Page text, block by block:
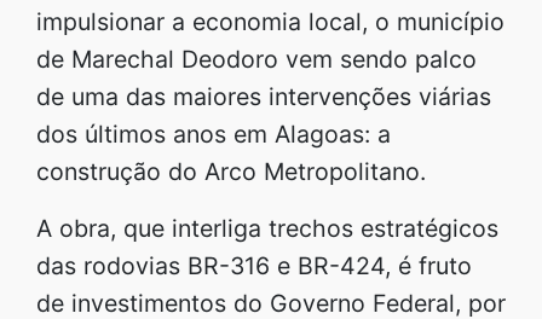
impulsionar a economia local, o município
de Marechal Deodoro vem sendo palco
de uma das maiores intervenções viárias
dos últimos anos em Alagoas: a
construção do Arco Metropolitano.
A obra, que interliga trechos estratégicos
das rodovias BR-316 e BR-424, é fruto
de investimentos do Governo Federal, por